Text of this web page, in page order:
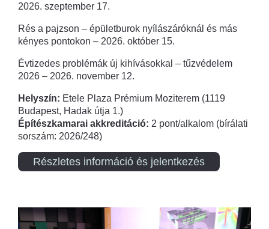
2026. szeptember 17.
Rés a pajzson – épületburok nyílászáróknál és más
kényes pontokon – 2026. október 15.
Évtizedes problémák új kihívásokkal – tűzvédelem
2026 – 2026. november 12.
Helyszín: Etele Plaza Prémium Moziterem (1119
Budapest, Hadak útja 1.)
Építészkamarai akkreditáció: 2 pont/alkalom (bírálati
sorszám: 2026/248)
Részletes információ és jelentkezés